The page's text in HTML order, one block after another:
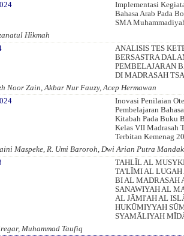
Implementasi
Bahasa Arab Pada
SMA
Hikmah
ANALISIS TES
BERSASTRA
PEMBELAJARAN
DI MADRASAH
Noor Zain, Akbar Nur Fauzy, Acep Hermawan
Inovasi Penilaian
Pembelajaran
Kitabah Pada Buku
Kelas VII Madrasah
Terbitan Kemenag
Maspeke, R. Umi Baroroh, Dwi Arian Putra
TAHLĪL AL
TA'LĪMI AL
BI AL MADRASAH
SANAWIYAH AL
AL JᾹMI'AH AL
HUKŪMIYYAH
SYAMᾹLIYAH
Muhammad Taufiq